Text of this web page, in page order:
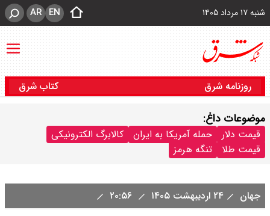
شنبه ۱۷ مرداد ۱۴۰۵ EN
AR
روزنامه شرق کتاب شرق
موضوعات داغ:
قیمت دلار حمله آمریکا به ایران
کالابرگ الکترونیکی
قیمت طلا
تنگه هرمز
جهان ۲۴ اردیبهشت ۱۴۰۵